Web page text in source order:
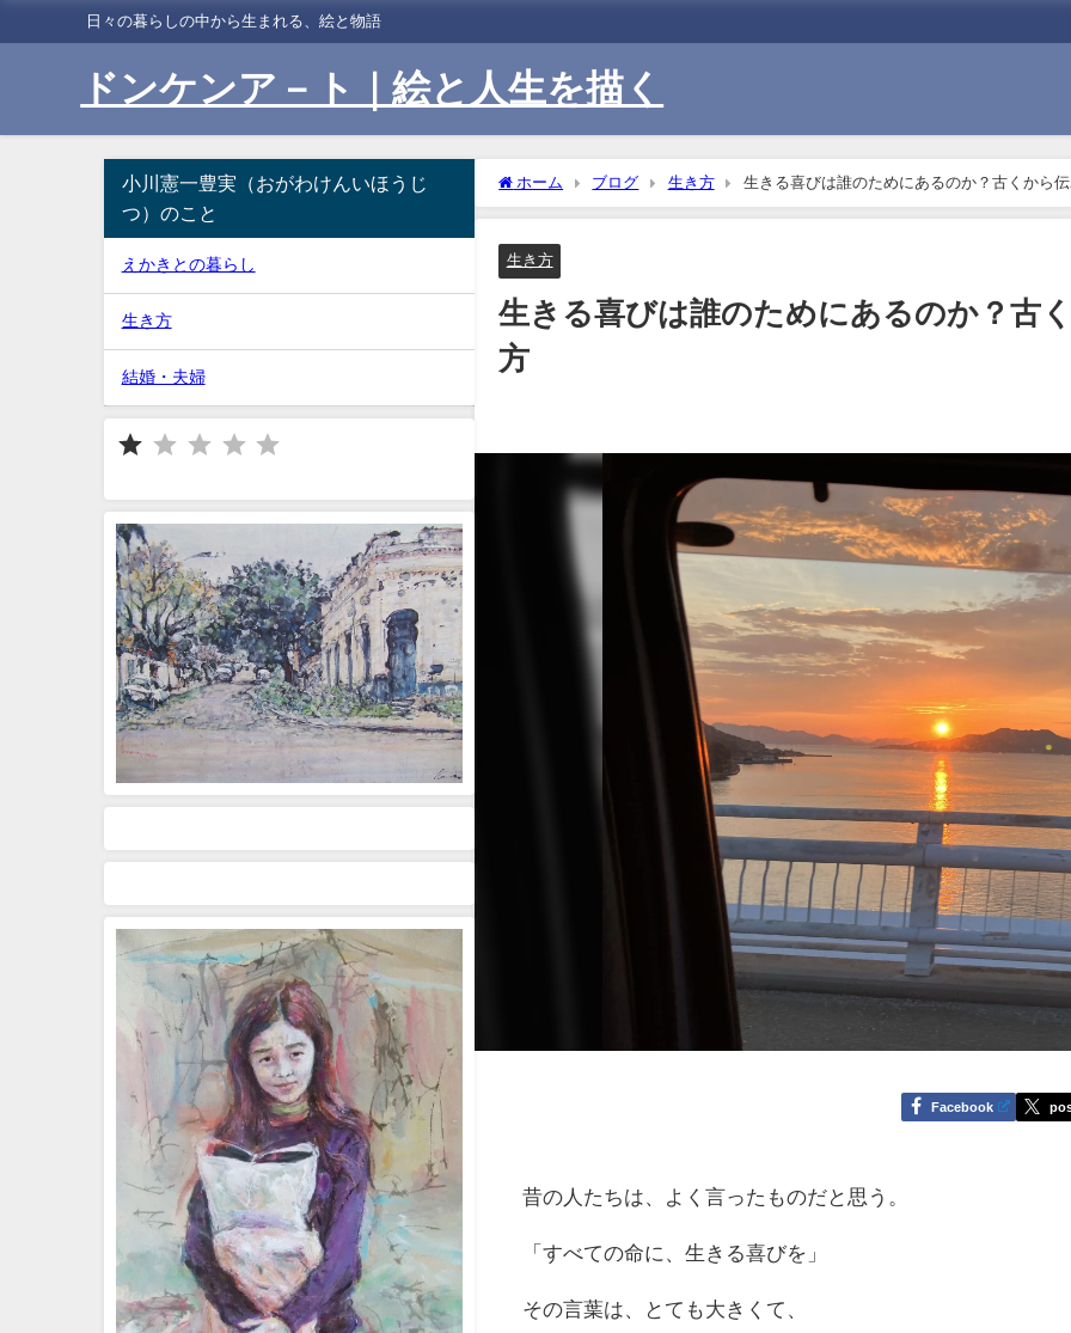
日々の暮らしの中から生まれる、絵と物語
ドンケンア－ト｜絵と人生を描く
ホーム ブログ 生き方 生きる喜びは誰のためにあるのか？古くから
生き方
生きる喜びは誰のためにあるのか？古
方
Facebook
昔の人たちは、よく言ったものだと思う。
「すべての命に、生きる喜びを」
その言葉は、とても大きくて、
小川憲一豊実（おがわけんいほうじ
つ）のこと
えかきとの暮らし
生き方
結婚・夫婦